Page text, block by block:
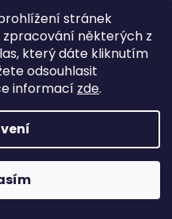
stránek
zpracování některých z
který dáte kliknutím
odsouhlasit
informací zde.
brzdařiny. Směs CM55 -
vyvinutá pro vynikající